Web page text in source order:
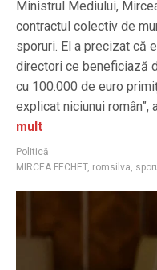
Ministrul Mediului,
contractul colectiv de
sporuri. El a precizat că
directori ce beneficiază
cu 100.000 de euro
explicat niciunui român”,
mult
Politică
MIRCEA FECHET, romsilva,